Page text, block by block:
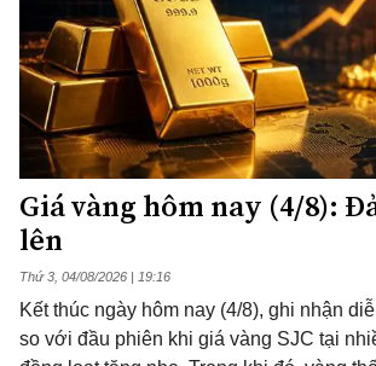
Giá vàng hôm nay (4/8):
lên
Thứ 3, 04/08/2026 | 19:16
Kết thúc ngày hôm nay (4/8), ghi nhận
so với đầu phiên khi giá vàng SJC tại